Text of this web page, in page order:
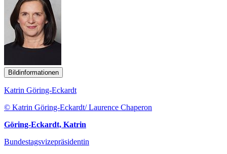
Bildinformationen
Katrin Göring-Eckardt
© Katrin Göring-Eckardt/ Laurence Chaperon
Göring-Eckardt, Katrin
Bundestagsvizepräsidentin